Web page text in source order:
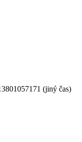
(jiný čas)